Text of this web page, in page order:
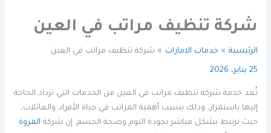
شركة تنظيف مراتب في العين
الرئيسية خدمات الامارات شركة تنظيف مراتب في العين
25 يناير، 2026
تُعد خدمة شركة تنظيف مراتب في العين من الخدمات التي تزداد الحاجة
إليها باستمرار، وذلك بسبب أهمية المراتب في حياة الأفراد والعائلات،
حيث ترتبط بشكل مباشر بجودة النوم وصحة الجسم. إن شركة المروة